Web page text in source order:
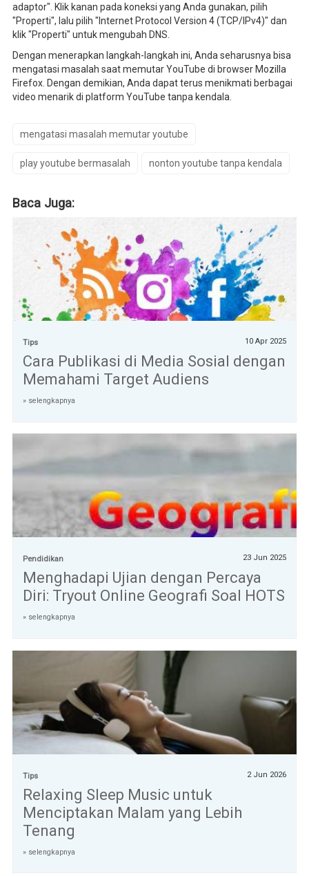
adaptor". Klik kanan pada koneksi yang Anda gunakan, pilih
"Properti", lalu pilih "Internet Protocol Version 4 (TCP/IPv4)" dan
klik "Properti" untuk mengubah DNS.
Dengan menerapkan langkah-langkah ini, Anda seharusnya bisa
mengatasi masalah saat memutar YouTube di browser Mozilla
Firefox. Dengan demikian, Anda dapat terus menikmati berbagai
video menarik di platform YouTube tanpa kendala.
mengatasi masalah memutar youtube
play youtube bermasalah nonton youtube tanpa kendala
Baca Juga:
Tips 10 Apr 2025
Cara Publikasi di Media Sosial dengan
Memahami Target Audiens
» selengkapnya
Pendidikan 23 Jun 2025
Menghadapi Ujian dengan Percaya
Diri: Tryout Online Geografi Soal HOTS
» selengkapnya
Tips 2 Jun 2026
Relaxing Sleep Music untuk
Menciptakan Malam yang Lebih
Tenang
» selengkapnya